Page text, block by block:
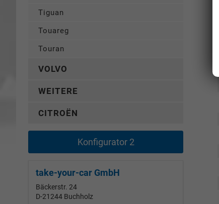
Tiguan
Touareg
Touran
VOLVO
WEITERE
CITROËN
Konfigurator 2
take-your-car GmbH
Bäckerstr. 24
D-21244 Buchholz